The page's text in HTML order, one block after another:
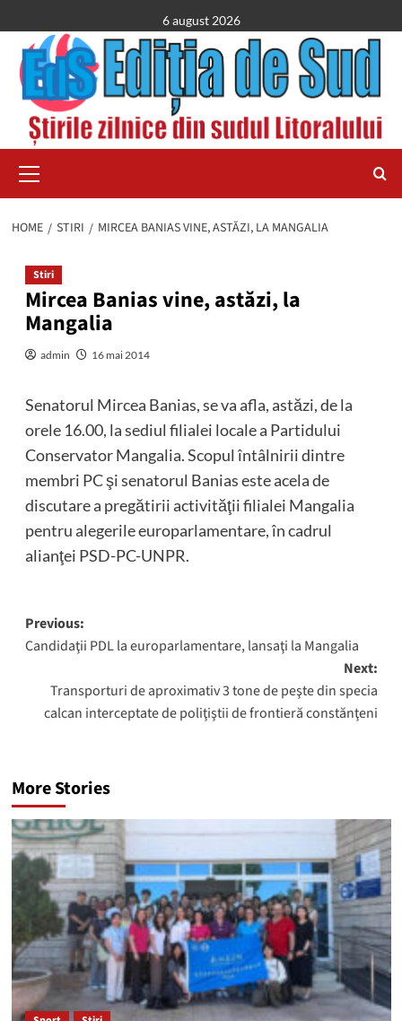
to
content
6 august 2026
Menu
HOME STIRI MIRCEA BANIAS VINE, ASTĂZI, LA MANGALIA
Stiri
Mircea Banias vine, astăzi, la
Mangalia
admin 16 mai 2014
Senatorul Mircea Banias, se va afla, astăzi, de la
orele 16.00, la sediul filialei locale a Partidului
Conservator Mangalia. Scopul întâlnirii dintre
membri PC şi senatorul Banias este acela de
discutare a pregătirii activităţii filialei Mangalia
pentru alegerile europarlamentare, în cadrul
alianţei PSD-PC-UNPR.
Post
navigation
Previous:
Candidaţii PDL la europarlamentare, lansaţi la Mangalia
Next:
Transporturi de aproximativ 3 tone de peşte din specia
calcan interceptate de poliţiştii de frontieră constănţeni
More Stories